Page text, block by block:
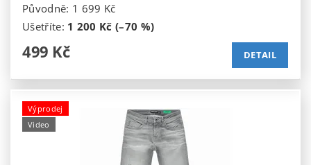
Původně: 1 699 Kč
Ušetříte: 1 200 Kč (–70 %)
499 Kč DETAIL
Výprodej
Video